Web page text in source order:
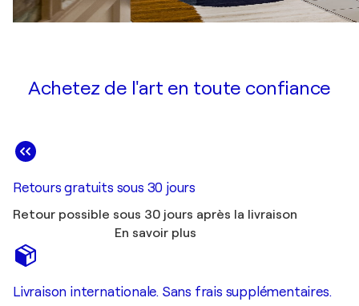
Achetez de l'art en toute confiance
Retours gratuits sous 30 jours
Retour possible sous 30 jours après la livraison
En savoir plus
Livraison internationale. Sans frais supplémentaires.